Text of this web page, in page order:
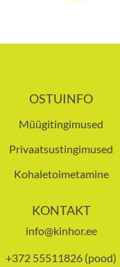
OSTUINFO
Müügitingimused
Privaatsustingimused
Kohaletoimetamine
KONTAKT
info@kinhor.ee
+372 55511826 (pood)